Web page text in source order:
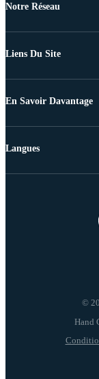
Notre Réseau
Liens Du Site
En Savoir Davantage
©
Langues